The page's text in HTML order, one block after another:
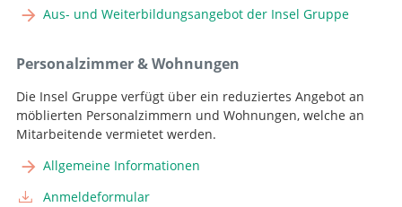
Aus- und Weiterbildungsangebot der Insel Gruppe
Personalzimmer & Wohnungen
Die Insel Gruppe verfügt über ein reduziertes Angebot an
möblierten Personalzimmern und Wohnungen, welche an
Mitarbeitende vermietet werden.
Allgemeine Informationen
Anmeldeformular